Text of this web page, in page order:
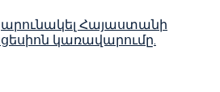
Հայաստանի
կառավարումը.